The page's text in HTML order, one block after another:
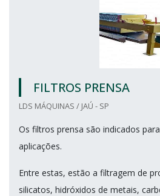
FILTROS PRENSA
LDS MÁQUINAS / JAÚ - SP
Os filtros prensa são indicados
aplicações.
Entre estas, estão a filtragem de
silicatos, hidróxidos de metais,